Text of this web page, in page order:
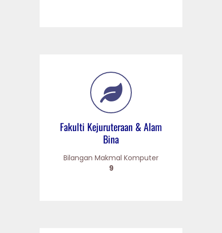
Fakulti Kejuruteraan & Alam
Bina
Bilangan Makmal Komputer
9